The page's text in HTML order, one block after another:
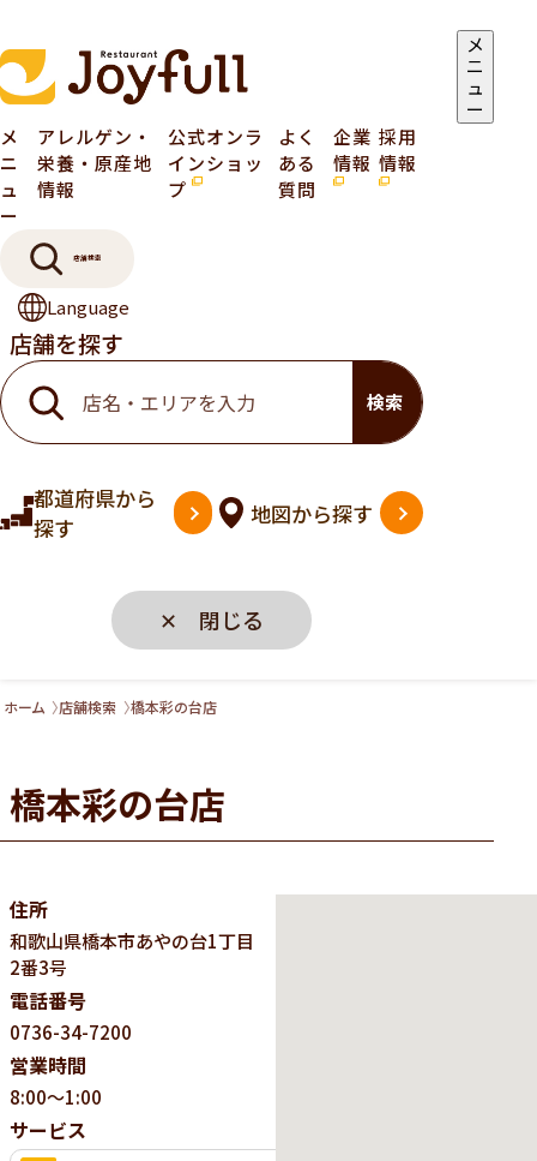
メ
ニ
ュ
ー
メ
ニ
ュ
ー
アレルゲン・
栄養・原産地
情報
公式オンラ
インショッ
プ
よく
ある
質問
企業
情報
採用
情報
店舗検索
Language
店舗を探す
検索
都道府県から
探す
地図から探す
✕ 閉じる
ホーム 店舗検索 橋本彩の台店
橋本彩の台店
住所
和歌山県橋本市あやの台1丁目
2番3号
電話番号
0736-34-7200
営業時間
8:00～1:00
サービス